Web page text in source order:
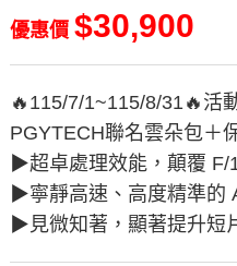
優惠價 $30,900
🔥115/7/1~115/8/31🔥活
PGYTECH聯名雲朵包＋
▶︎超卓處理效能，顛覆 F/
▶︎寧靜高速、高度精準的
▶︎見微知著，顯著提升短